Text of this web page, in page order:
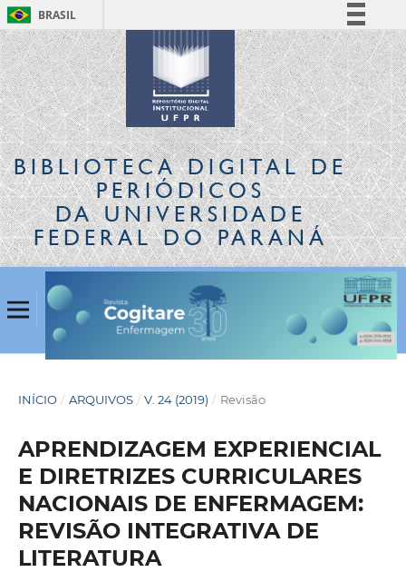
BRASIL
Simplifique!
Comunica BR
Participe
Acesso à informação
Legislação
Canais
BIBLIOTECA DIGITALDE
PERIÓDICOS
DA UNIVERSIDADE
FEDERAL DO PARANÁ
INÍCIO / ARQUIVOS / V. 24 (2019) / Revisão
APRENDIZAGEM EXPERIENCIAL
E DIRETRIZES CURRICULARES
NACIONAIS DE ENFERMAGEM:
REVISÃO INTEGRATIVA DE
LITERATURA